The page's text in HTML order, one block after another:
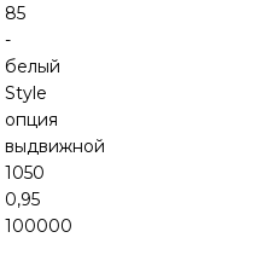
85
-
белый
Style
опция
выдвижной
1050
0,95
100000